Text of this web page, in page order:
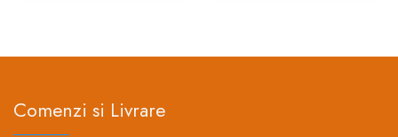
Comenzi si Livrare